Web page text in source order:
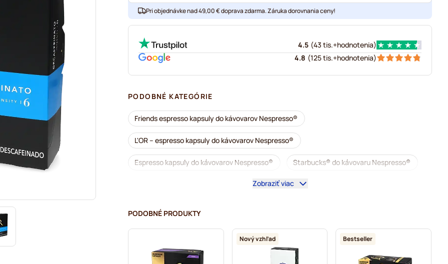
Pri objednávke nad 49,00 € doprava zdarma. Záruka dorovnania ceny!
4.5 (43 tis.+hodnotenia)
4.8 (125 tis.+hodnotenia)
PODOBNÉ KATEGÓRIE
Friends espresso kapsuly do kávovarov Nespresso®
L'OR – espresso kapsuly do kávovarov Nespresso®
Espresso kapsuly do kávovarov Nespresso® Starbucks® do kávovaru Nespresso®
Kávovary na Nespresso®
illy – kávové kapsuly do kávovarov Nespresso®
Café Royal – kávové kapsuly do kávovarov Nespresso®
Zobraziť viac
PODOBNÉ PRODUKTY
Nový vzhľad Bestseller